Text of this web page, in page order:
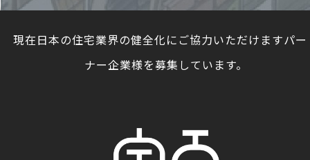
現在日本の住宅業界の健全化にご協力いただけますパ
ナー企業様を募集しています。